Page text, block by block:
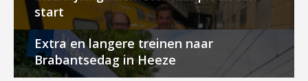
start
Extra en langere treinen naar
Brabantsedag in Heeze